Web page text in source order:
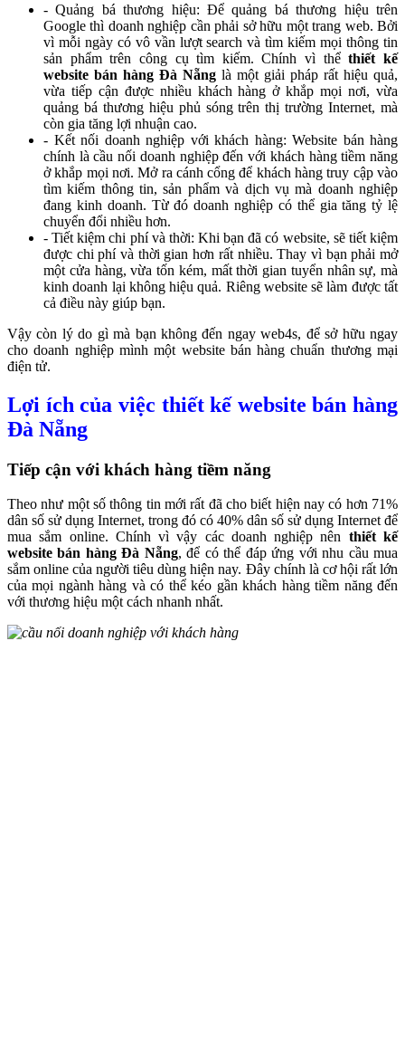
- Quảng bá thương hiệu: Để quảng bá thương hiệu trên
Google thì doanh nghiệp cần phải sở hữu một trang web. Bởi
vì mỗi ngày có vô vần lượt search và tìm kiếm mọi thông tin
sản phẩm trên công cụ tìm kiếm. Chính vì thểthiết kế
website bán hàng Đà Nẵng là một giải pháp rất hiệu quả,
vừa tiếp cận được nhiều khách hàng ở khắp mọi nơi, vừa
quảng bá thương hiệu phủ sóng trên thị trường Internet, mà
còn gia tăng lợi nhuận cao.
- Kết nối doanh nghiệp với khách hàng: Website bán hàng
chính là cầu nối doanh nghiệp đến với khách hàng tiềm năng
ở khắp mọi nơi. Mở ra cánh cổng để khách hàng truy cập vào
tìm kiếm thông tin, sản phẩm và dịch vụ mà doanh nghiệp
đang kinh doanh. Từ đó doanh nghiệp có thể gia tăng tỷ lệ
chuyển đổi nhiều hơn.
- Tiết kiệm chi phí và thời: Khi bạn đã có website, sẽ tiết kiệm
được chi phí và thời gian hơn rất nhiều. Thay vì bạn phải mở
một cửa hàng, vừa tốn kém, mất thời gian tuyển nhân sự, mà
kinh doanh lại không hiệu quả. Riêng website sẽ làm được tất
cả điều này giúp bạn.
Vậy còn lý do gì mà bạn không đến ngay web4s, để sở hữu ngay
cho doanh nghiệp mình một website bán hàng chuẩn thương mại
điện tử.
Lợi ích của việc thiết kế website bán hàng
Đà Nẵng
Tiếp cận với khách hàng tiềm năng
Theo như một số thông tin mới rất đã cho biết hiện nay có hơn 71%
dân số sử dụng Internet, trong đó có 40% dân số sử dụng Internet để
mua sắm online. Chính vì vậy các doanh nghiệp nên thiết kế
website bán hàng Đà Nẵng, để có thể đáp ứng với nhu cầu mua
sắm online của người tiêu dùng hiện nay. Đây chính là cơ hội rất lớn
của mọi ngành hàng và có thể kéo gần khách hàng tiềm năng đến
với thương hiệu một cách nhanh nhất.